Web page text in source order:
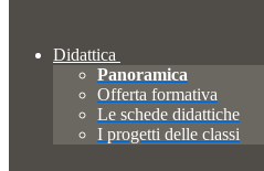
Didattica
Panoramica
Offerta formativa
Le schede didattiche
I progetti delle classi